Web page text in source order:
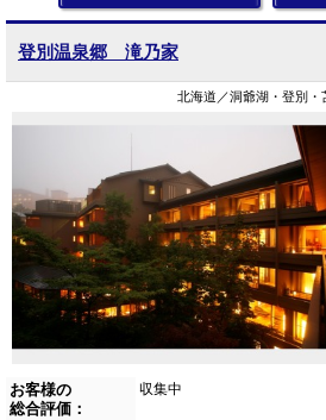
登別温泉郷 滝乃家
北海道／洞爺湖・登別
お客様の
総合評価：
収集中